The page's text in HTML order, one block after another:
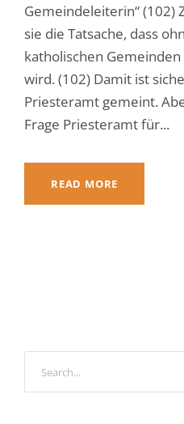
Gemeindeleiterin“ (102)
sie die Tatsache, dass
katholischen
wird. (102) Damit ist
Priesteramt gemeint.
Frage Priesteramt für...
READ MORE